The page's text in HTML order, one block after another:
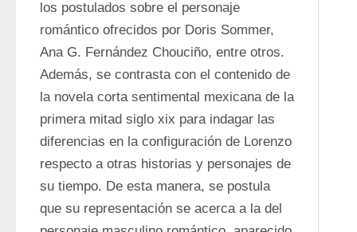
los postulados sobre el personaje
romántico ofrecidos por Doris Sommer,
Ana G. Fernández Chouciño, entre otros.
Además, se contrasta con el contenido de
la novela corta sentimental mexicana de la
primera mitad siglo xix para indagar las
diferencias en la configuración de Lorenzo
respecto a otras historias y personajes de
su tiempo. De esta manera, se postula
que su representación se acerca a la del